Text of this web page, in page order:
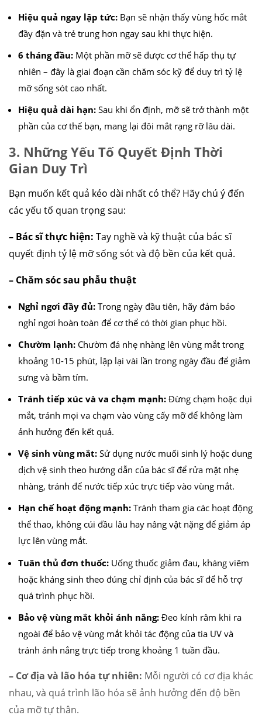
căng da mặt nâng mũi cấu trúc
Hiệu quả ngay lập tức: Bạn sẽ nhận thấy vùng hốc mắt
đầy đặn và trẻ trung hơn ngay sau khi thực hiện.
6 tháng đầu: Một phần mỡ sẽ được cơ thể hấp thụ tự
nhiên – đây là giai đoạn cần chăm sóc kỹ để duy trì tỷ lệ
mỡ sống sót cao nhất.
Hiệu quả dài hạn: Sau khi ổn định, mỡ sẽ trở thành một
phần của cơ thể bạn, mang lại đôi mắt rạng rỡ lâu dài.
3. Những Yếu Tố Quyết Định Thời
Gian Duy Trì
Bạn muốn kết quả kéo dài nhất có thể? Hãy chú ý đến
các yếu tố quan trọng sau:
– Bác sĩ thực hiện: Tay nghề và kỹ thuật của bác sĩ
quyết định tỷ lệ mỡ sống sót và độ bền của kết quả.
– Chăm sóc sau phẫu thuật
Nghỉ ngơi đầy đủ: Trong ngày đầu tiên, hãy đảm bảo
nghỉ ngơi hoàn toàn để cơ thể có thời gian phục hồi.
Chườm lạnh: Chườm đá nhẹ nhàng lên vùng mắt trong
khoảng 10-15 phút, lặp lại vài lần trong ngày đầu để giảm
sưng và bầm tím.
Tránh tiếp xúc và va chạm mạnh: Đừng chạm hoặc dụi
mắt, tránh mọi va chạm vào vùng cấy mỡ để không làm
ảnh hưởng đến kết quả.
Vệ sinh vùng mắt: Sử dụng nước muối sinh lý hoặc dung
dịch vệ sinh theo hướng dẫn của bác sĩ để rửa mặt nhẹ
nhàng, tránh để nước tiếp xúc trực tiếp vào vùng mắt.
Hạn chế hoạt động mạnh: Tránh tham gia các hoạt động
thể thao, không cúi đầu lâu hay nâng vật nặng để giảm áp
lực lên vùng mắt.
Tuân thủ đơn thuốc: Uống thuốc giảm đau, kháng viêm
hoặc kháng sinh theo đúng chỉ định của bác sĩ để hỗ trợ
quá trình phục hồi.
Bảo vệ vùng mắt khỏi ánh nắng: Đeo kính râm khi ra
ngoài để bảo vệ vùng mắt khỏi tác động của tia UV và
tránh ánh nắng trực tiếp trong khoảng 1 tuần đầu.
– Cơ địa và lão hóa tự nhiên: Mỗi người có cơ địa khác
nhau, và quá trình lão hóa sẽ ảnh hưởng đến độ bền
của mỡ tự thân.